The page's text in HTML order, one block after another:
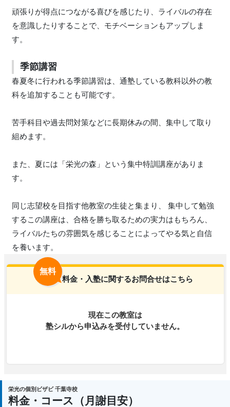
頑張りが得点につながる喜びを感じたり、ライバルの存在
を意識したりすることで、モチベーションもアップしま
す。
季節講習
春夏冬に行われる季節講習は、通塾している教科以外の教
科を追加することも可能です。
苦手科目や過去問対策などに長期休みの間、集中して取り
組めます。
また、夏には「栄光の森」という集中特訓講座がありま
す。
同じ志望校を目指す他教室の生徒と集まり、 集中して勉強
するこの講座は、合格を勝ち取るための実力はもちろん、
ライバルたちの雰囲気を感じることによってやる気と自信
を養います。
無料
料金・入塾に関するお問合せはこちら
現在この教室は
塾シルから申込みを受付していません。
栄光の個別ビザビ 千葉寺校
料金・コース（月謝目安）